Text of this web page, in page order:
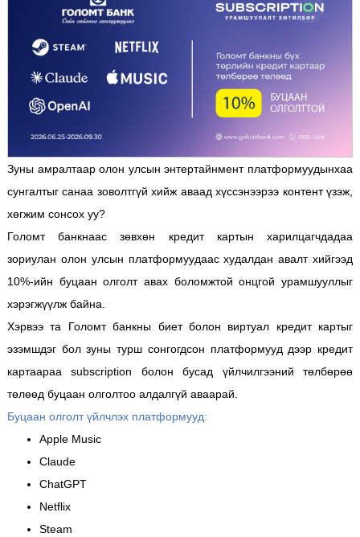
Зуны амралтаар олон улсын энтертайнмент платформуудынхаа
сунгалтыг санаа зоволтгүй хийж аваад хүссэнээрээ контент үзэж,
хөгжим сонсох уу?
Голомт банкнаас зөвхөн кредит картын харилцагчдадаа
зориулан олон улсын платформуудаас худалдан авалт хийгээд
10%-ийн буцаан олголт авах боломжтой онцгой урамшууллыг
хэрэгжүүлж байна.
Хэрвээ та Голомт банкны биет болон виртуал кредит картыг
эзэмшдэг бол зуны турш сонгогдсон платформууд дээр кредит
картаараа subscription болон бусад үйлчилгээний төлбөрөө
төлөөд буцаан олголтоо алдалгүй аваарай.
Буцаан олголт үйлчлэх платформууд:
Apple Music
Claude
ChatGPT
Netflix
Steam